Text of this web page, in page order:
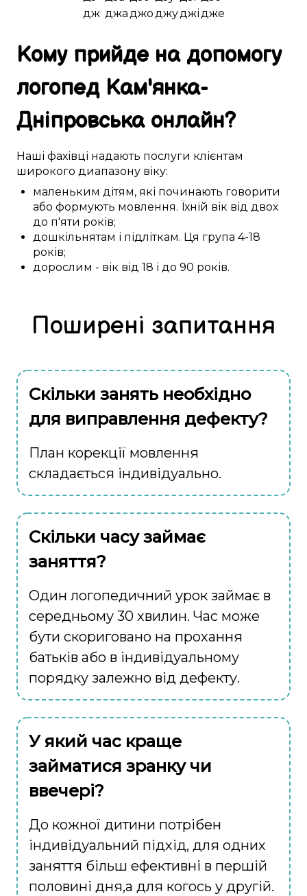
дж джаджоджуджідже
Кому прийде на допомогу
логопед Кам'янка-
Дніпровська онлайн?
Наші фахівці надають послуги клієнтам
широкого диапазону віку:
маленьким дітям, які починають говорити
або формують мовлення. Їхній вік від двох
до п'яти років;
дошкільнятам і підліткам. Ця група 4-18
років;
дорослим - вік від 18 і до 90 років.
Поширені запитання
Скільки занять необхідно
для виправлення дефекту?
План корекції мовлення
складається індивідуально.
Скільки часу займає
заняття?
Один логопедичний урок займає в
середньому 30 хвилин. Час може
бути скориговано на прохання
батьків або в індивідуальному
порядку залежно від дефекту.
У який час краще
займатися зранку чи
ввечері?
До кожної дитини потрібен
індивідуальний підхід, для одних
заняття більш ефективні в першій
половині дня,а для когось у другій.